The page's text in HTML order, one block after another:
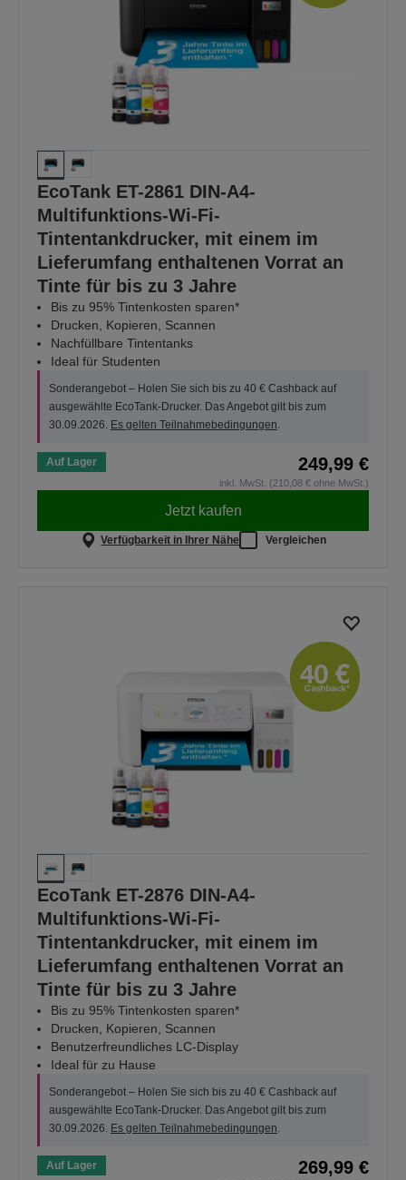
EcoTank ET-2861 DIN-A4-
Multifunktions-Wi-Fi-
Tintentankdrucker, mit einem im
Lieferumfang enthaltenen Vorrat an
Tinte für bis zu 3 Jahre
Bis zu 95% Tintenkosten sparen*
Drucken, Kopieren, Scannen
Nachfüllbare Tintentanks
Ideal für Studenten
Sonderangebot – Holen Sie sich bis zu 40 € Cashback auf
ausgewählte EcoTank-Drucker. Das Angebot gilt bis zum
30.09.2026. Es gelten Teilnahmebedingungen.
Auf Lager 249,99 €
inkl. MwSt. (210,08 € ohne MwSt.)
Jetzt kaufen
Verfügbarkeit in Ihrer Nähe Vergleichen
EcoTank ET-2876 DIN-A4-
Multifunktions-Wi-Fi-
Tintentankdrucker, mit einem im
Lieferumfang enthaltenen Vorrat an
Tinte für bis zu 3 Jahre
Bis zu 95% Tintenkosten sparen*
Drucken, Kopieren, Scannen
Benutzerfreundliches LC-Display
Ideal für zu Hause
Sonderangebot – Holen Sie sich bis zu 40 € Cashback auf
ausgewählte EcoTank-Drucker. Das Angebot gilt bis zum
30.09.2026. Es gelten Teilnahmebedingungen.
Auf Lager 269,99 €